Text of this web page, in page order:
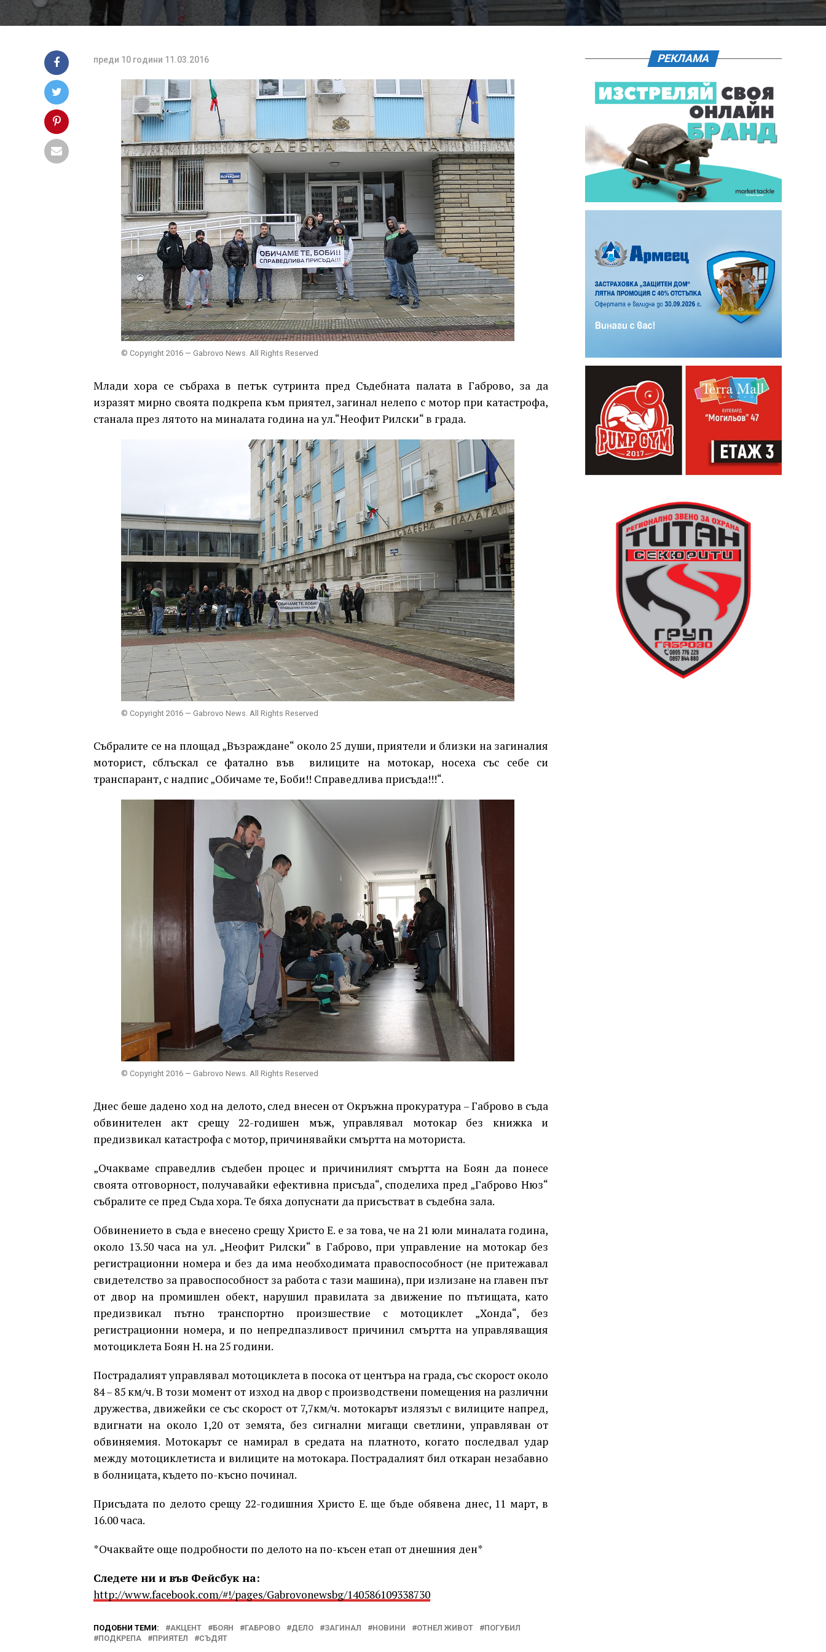
преди 10 години 11.03.2016
© Copyright 2016 — Gabrovo News. All Rights Reserved
Млади хора се събраха в петък сутринта пред Съдебната палата в Габрово, за да
изразят мирно своята подкрепа към приятел, загинал нелепо с мотор при катастрофа,
станала през лятото на миналата година на ул.“Неофит Рилски“ в града.
© Copyright 2016 — Gabrovo News. All Rights Reserved
Събралите се на площад „Възраждане“ около 25 души, приятели и близки на загиналия
моторист, сблъскал се фатално във вилиците на мотокар, носеха със себе си
транспарант, с надпис „Обичаме те, Боби!! Справедлива присъда!!!“.
© Copyright 2016 — Gabrovo News. All Rights Reserved
Днес беше дадено ход на делото, след внесен от Окръжна прокуратура – Габрово в съда
обвинителен акт срещу 22-годишен мъж, управлявал мотокар без книжка и
предизвикал катастрофа с мотор, причинявайки смъртта на моториста.
„Очакваме справедлив съдебен процес и причинилият смъртта на Боян да понесе
своята отговорност, получавайки ефективна присъда“, споделиха пред „Габрово Нюз“
събралите се пред Съда хора. Те бяха допуснати да присъстват в съдебна зала.
Обвинението в съда е внесено срещу Христо Е. е за това, че на 21 юли миналата година,
около 13.50 часа на ул. „Неофит Рилски“ в Габрово, при управление на мотокар без
регистрационни номера и без да има необходимата правоспособност (не притежавал
свидетелство за правоспособност за работа с тази машина), при излизане на главен път
от двор на промишлен обект, нарушил правилата за движение по пътищата, като
предизвикал пътно транспортно произшествие с мотоциклет „Хонда“, без
регистрационни номера, и по непредпазливост причинил смъртта на управляващия
мотоциклета Боян Н. на 25 години.
Пострадалият управлявал мотоциклета в посока от центъра на града, със скорост около
84 – 85 км/ч. В този момент от изход на двор с производствени помещения на различни
дружества, движейки се със скорост от 7,7км/ч. мотокарът излязъл с вилиците напред,
вдигнати на около 1,20 от земята, без сигнални мигащи светлини, управляван от
обвиняемия. Мотокарът се намирал в средата на платното, когато последвал удар
между мотоциклетиста и вилиците на мотокара. Пострадалият бил откаран незабавно
в болницата, където по-късно починал.
Присъдата по делото срещу 22-годишния Христо Е. ще бъде обявена днес, 11 март, в
16.00 часа.
*Очаквайте още подробности по делото на по-късен етап от днешния ден*
Следете ни и във Фейсбук на:
http://www.facebook.com/#!/pages/Gabrovonewsbg/140586109338730
ПОДОБНИ ТЕМИ: АКЦЕНТ БОЯН ГАБРОВО ДЕЛО ЗАГИНАЛ НОВИНИ ОТНЕЛ ЖИВОТ
ПОГУБИЛ
ПОДКРЕПА
ПРИЯТЕЛ СЪДЯТ
РЕКЛАМА